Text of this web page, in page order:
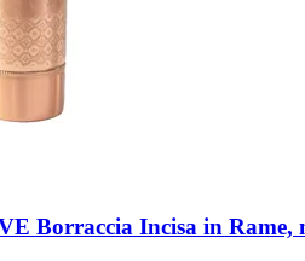
Borraccia Incisa in Rame,